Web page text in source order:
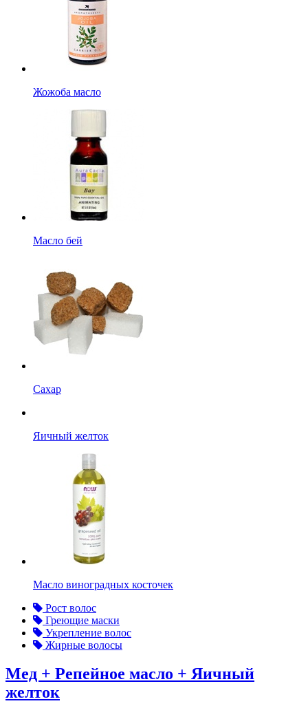
Жожоба масло
Масло бей
Сахар
Яичный желток
Масло виноградных косточек
Рост волос
Греющие маски
Укрепление волос
Жирные волосы
Мед + Репейное масло + Яичный
желток